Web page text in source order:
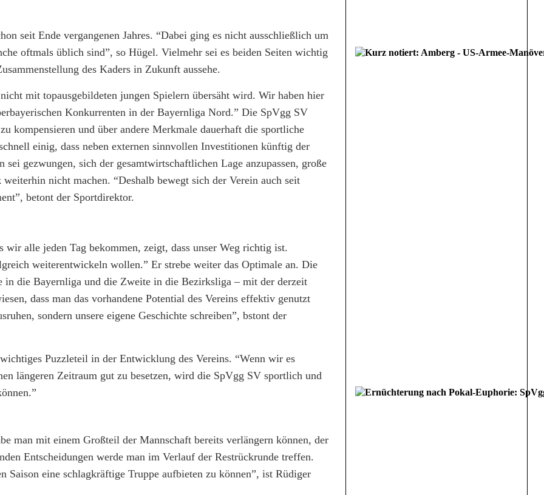
seit Ende vergangenen Jahres. “Dabei ging es nicht ausschließlich um
oftmals üblich sind”, so Hügel. Vielmehr sei es beiden Seiten wichtig
des Kaders in Zukunft aussehe.
mit topausgebildeten jungen Spielern übersäht wird. Wir haben hier
Konkurrenten in der Bayernliga Nord.” Die SpVgg SV
kompensieren und über andere Merkmale dauerhaft die sportliche
einig, dass neben externen sinnvollen Investitionen künftig der
gezwungen, sich der gesamtwirtschaftlichen Lage anzupassen, große
nicht machen. “Deshalb bewegt sich der Verein auch seit
betont der Sportdirektor.
alle jeden Tag bekommen, zeigt, dass unser Weg richtig ist.
weiterentwickeln wollen.” Er strebe weiter das Optimale an. Die
in die Bayernliga und die Zweite in die Bezirksliga – mit der derzeit
dass man das vorhandene Potential des Vereins effektiv genutzt
sondern unsere eigene Geschichte schreiben”, bstont der
Puzzleteil in der Entwicklung des Vereins. “Wenn wir es
längeren Zeitraum gut zu besetzen, wird die SpVgg SV sportlich und
man mit einem Großteil der Mannschaft bereits verlängern können, der
Entscheidungen werde man im Verlauf der Restrückrunde treffen.
Saison eine schlagkräftige Truppe aufbieten zu können”, ist Rüdiger